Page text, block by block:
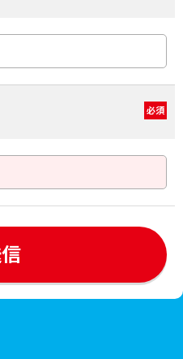
必須